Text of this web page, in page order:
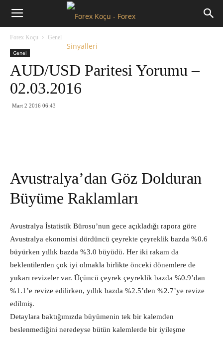
Forex
Forex Koçu Genel
Genel
AUD/USD Paritesi Yorumu –
02.03.2016
Mart 2 2016 06:43
Avustralya’dan Göz Dolduran
Büyüme Raklamları
Avustralya İstatistik Bürosu’nun gece açıkladığı rapora göre
Avustralya ekonomisi dördüncü çeyrekte çeyreklik bazda %0.6
büyürken yıllık bazda %3.0 büyüdü. Her iki rakam da
beklentilerden çok iyi olmakla birlikte önceki dönemlere de
yukarı revizeler var. Üçüncü çeyrek çeyreklik bazda %0.9’dan
%1.1’e revize edilirken, yıllık bazda %2.5’den %2.7’ye revize
edilmiş.
Detaylara baktığımızda büyümenin tek bir kalemden
beslenmediğini neredeyse bütün kalemlerde bir iyileşme